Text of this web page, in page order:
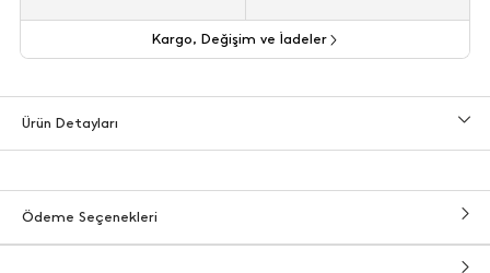
Kargo, Değişim ve İadeler
Ürün Detayları
Ödeme Seçenekleri